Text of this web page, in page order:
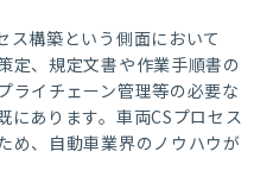
構築という側面において
定、規定文書や作業手順書の
ライチェーン管理等の必要な
にあります。車両CSプロセス
め、自動車業界のノウハウが